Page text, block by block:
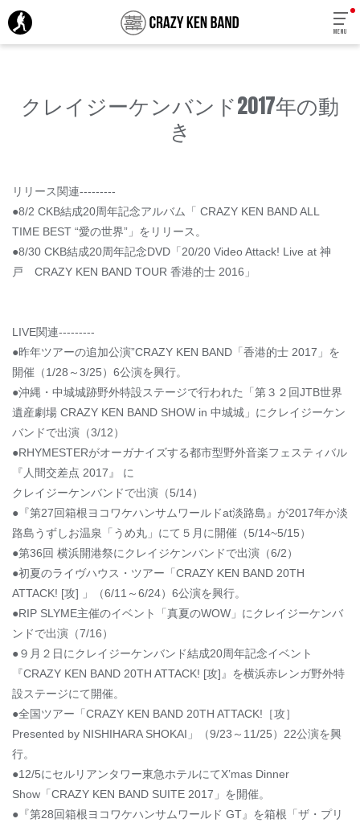
MENU
クレイジーケンバンド2017年の動
き
リリース関連---------
●8/2 CKB結成20周年記念アルバム「 CRAZY KEN BAND ALL
TIME BEST “愛の世界”」をリリース。
●8/30 CKB結成20周年記念DVD「20/20 Video Attack! Live at 神
戸 CRAZY KEN BAND TOUR 香港的士 2016」
LIVE関連---------
●昨年ツアーの追加公演”CRAZY KEN BAND「香港的士 2017」を
開催（1/28～3/25）6公演を興行。
●沖縄・中城城跡野外特設ステージで行われた「第３２回JTB世界
遺産劇場 CRAZY KEN BAND SHOW in 中城城」にクレイジーケン
バンドで出演（3/12）
●RHYMESTERがオーガナイズする都市型野外音楽フェスティバル
『人間交差点 2017』 に
クレイジーケンバンドで出演（5/14）
●『第27回箱根ヨコワケハンサムワールドat淡路島』が2017年か淡
路島うずしお温泉「うめ丸」にて５月に開催（5/14~5/15）
●第36回 横浜開港祭にクレイジケンバンドで出演（6/2）
●初夏のライヴハウス・ツアー「CRAZY KEN BAND 20TH
ATTACK! [攻] 」（6/11～6/24）6公演を興行。
●RIP SLYME主催のイベント「真夏のWOW」にクレイジーケンバ
ンドで出演（7/16）
●９月２日にクレイジーケンバンド結成20周年記念イベント
『CRAZY KEN BAND 20TH ATTACK! [攻]』を横浜赤レンガ野外特
設ステージにて開催。
●全国ツアー「CRAZY KEN BAND 20TH ATTACK!［攻］
Presented by NISHIHARA SHOKAI」（9/23～11/25）22公演を興
行。
●12/5にセルリアンタワー東急ホテルにてX’mas Dinner
Show「CRAZY KEN BAND SUITE 2017」を開催。
●『第28回箱根ヨコワケハンサムワールド GT』を箱根「ザ・プリ